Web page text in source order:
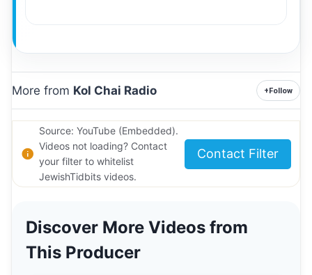
More from Kol Chai Radio +Follow
Source: YouTube (Embedded).
Videos not loading? Contact
your filter to whitelist
JewishTidbits videos.
Contact Filter
Discover More Videos from
This Producer